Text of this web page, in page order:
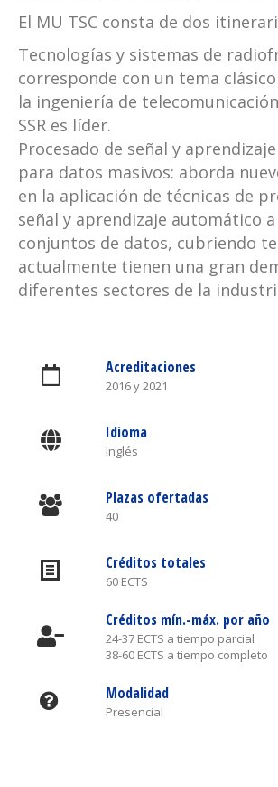
El MU TSC consta de dos
Tecnologías y sistemas de
corresponde con un tema
la ingeniería de
SSR es líder.
Procesado de señal y
para datos masivos: aborda
en la aplicación de técnicas de
señal y aprendizaje automático
conjuntos de datos, cubriendo
actualmente tienen una gran
diferentes sectores de la
Acreditaciones
2016 y 2021
Idioma
Inglés
Plazas ofertadas
40
Créditos totales
60 ECTS
Créditos mín.-máx. por año
24-37 ECTS a tiempo parcial
38-60 ECTS a tiempo completo
Modalidad
Presencial